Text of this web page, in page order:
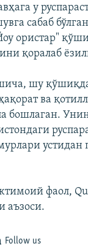
у
сабаб
ористар"
қоралаб
шу
ва
бошлаган.
устидан
фаол,
аъзоси.
Follow us